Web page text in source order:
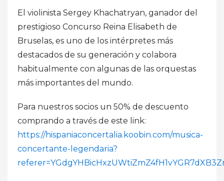
El violinista Sergey Khachatryan, ganador del
prestigioso Concurso Reina Elisabeth de
Bruselas, es uno de los intérpretes más
destacados de su generación y colabora
habitualmente con algunas de las orquestas
más importantes del mundo.
Para nuestros socios un 50% de descuento
comprando a través de este link:
https://hispaniaconcertalia.koobin.com/musica-
concertante-legendaria?